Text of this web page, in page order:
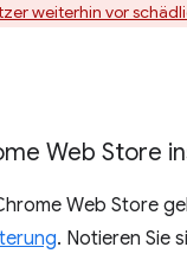
weiterhin vor
Web Store
Web Store
. Notieren Sie